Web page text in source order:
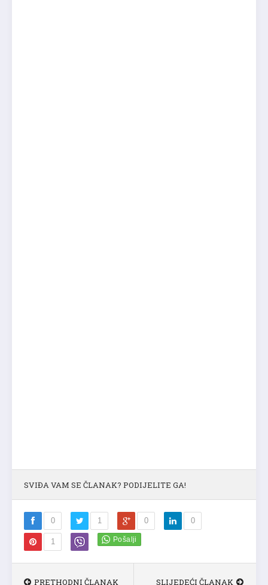
SVIĐA VAM SE ČLANAK? PODIJELITE GA!
0 1 0 0
1
PRETHODNI ČLANAK SLIJEDEĆI ČLANAK